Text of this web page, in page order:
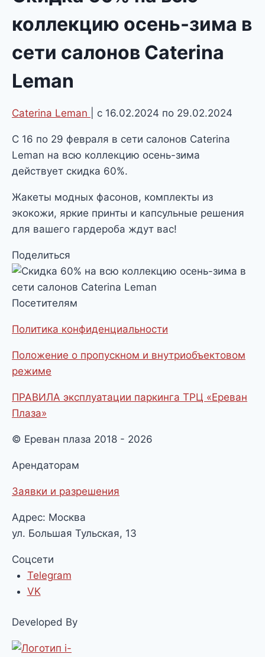
коллекцию осень-зима в
сети салонов Caterina
Leman
Caterina Leman | с 16.02.2024 по 29.02.2024
С 16 по 29 февраля в сети салонов Caterina
Leman на всю коллекцию осень-зима
действует скидка 60%.
Жакеты модных фасонов, комплекты из
экокожи, яркие принты и капсульные решения
для вашего гардероба ждут вас!
Поделиться
Посетителям
Политика конфиденциальности
Положение о пропускном и внутриобъектовом
режиме
ПРАВИЛА эксплуатации паркинга ТРЦ «Ереван
Плаза»
© Ереван плаза 2018 - 2026
Арендаторам
Заявки и разрешения
Адрес: Москва
ул. Большая Тульская, 13
Соцсети
Telegram
VK
Developed By